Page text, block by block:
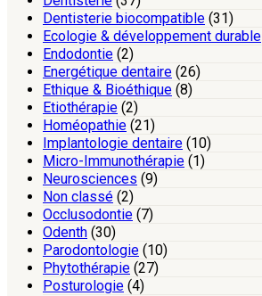
Dentisterie biocompatible (31)
Ecologie & développement durable
Endodontie (2)
Energétique dentaire (26)
Ethique & Bioéthique (8)
Etiothérapie (2)
Homéopathie (21)
Implantologie dentaire (10)
Micro-Immunothérapie (1)
Neurosciences (9)
Non classé (2)
Occlusodontie (7)
Odenth (30)
Parodontologie (10)
Phytothérapie (27)
Posturologie (4)